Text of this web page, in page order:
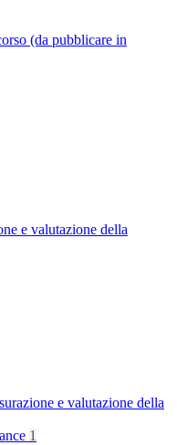
(da pubblicare in
e valutazione della
e valutazione della
1